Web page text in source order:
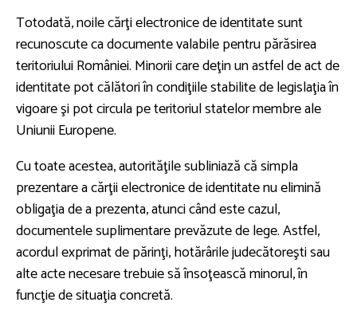
Totodată, noile cărţi electronice de identitate sunt
recunoscute ca documente valabile pentru părăsirea
teritoriului României. Minorii care deţin un astfel de act de
identitate pot călători în condiţiile stabilite de legislaţia în
vigoare şi pot circula pe teritoriul statelor membre ale
Uniunii Europene.
Cu toate acestea, autorităţile subliniază că simpla
prezentare a cărţii electronice de identitate nu elimină
obligaţia de a prezenta, atunci când este cazul,
documentele suplimentare prevăzute de lege. Astfel,
acordul exprimat de părinţi, hotărârile judecătoreşti sau
alte acte necesare trebuie să însoţească minorul, în
funcţie de situaţia concretă.